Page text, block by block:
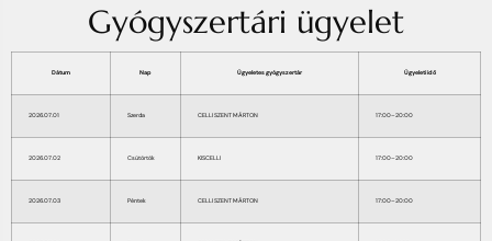
Gyógyszertári ügyelet
Dátum Nap Ügyeletes gyógyszertár Ügyeleti idő
2026.07.01 Szerda CELLI SZENT MÁRTON 17:00–20:00
2026.07.02 Csütörtök KISCELLI 17:00–20:00
2026.07.03 Péntek CELLI SZENT MÁRTON 17:00–20:00